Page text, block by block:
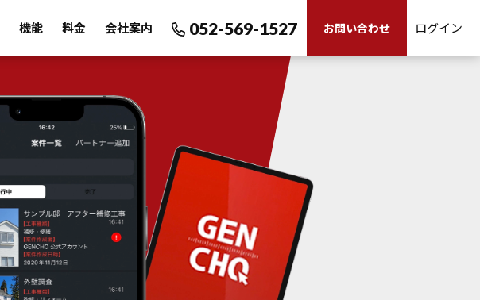
機能 料金 会社案内 052-569-1527 お問い合わせ ログイン